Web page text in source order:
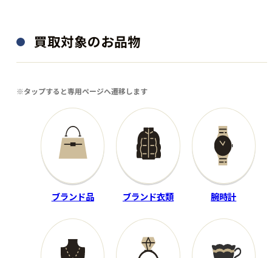
ゴルフ用品
ARTISAN
アイアンセットマッスルバッ
クモデル
LS☆720MB Dynamic Gold E
X S200
40,000 円
付属品：―
その他詳細：4本セット
ポケモンカード リザードン
GX
058/051 HR 闘う虹を見たか
買取金額 158,334
程度：A
付属品：―
買取対象のお品物
※タップすると専用ページへ遷移します
ブランド品 ブランド衣類 腕時計